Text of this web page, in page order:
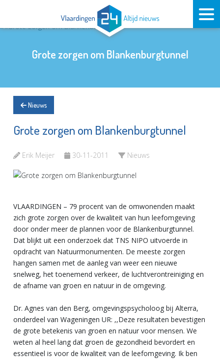
Grote zorgen om Blankenburgtunnel
Nieuws
Grote zorgen om Blankenburgtunnel
Erik Meijer 30-11-2011 Nieuws
VLAARDINGEN – 79 procent van de omwonenden maakt
zich grote zorgen over de kwaliteit van hun leefomgeving
door onder meer de plannen voor de Blankenburgtunnel.
Dat blijkt uit een onderzoek dat TNS NIPO uitvoerde in
opdracht van Natuurmonumenten. De meeste zorgen
hangen samen met de aanleg van weer een nieuwe
snelweg, het toenemend verkeer, de luchtverontreiniging en
de afname van groen en natuur in de omgeving.
Dr. Agnes van den Berg, omgevingspsycholoog bij Alterra,
onderdeel van Wageningen UR: ,,Deze resultaten bevestigen
de grote betekenis van groen en natuur voor mensen. We
weten al heel lang dat groen de gezondheid bevordert en
essentieel is voor de kwaliteit van de leefomgeving. Ik ben